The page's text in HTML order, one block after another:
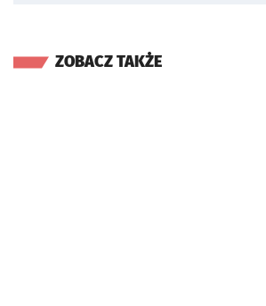
ZOBACZ TAKŻE